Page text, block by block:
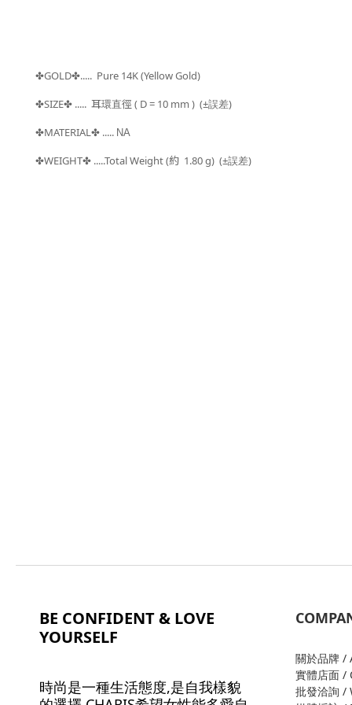
✤GOLD✤..... Pure 14K (Yellow Gold)
✤SIZE✤ ..... 耳環直徑 ( D = 10 mm ) (±誤差)
✤MATERIAL✤ ..... NA
✤WEIGHT✤ .....Total Weight (約 1.80g) (±誤差)
BE CONFIDENT & LOVE
YOURSELF
時尚是一種生活態度,是自我樣貌
關於品牌 /
實體店面 /
批發洽詢 /